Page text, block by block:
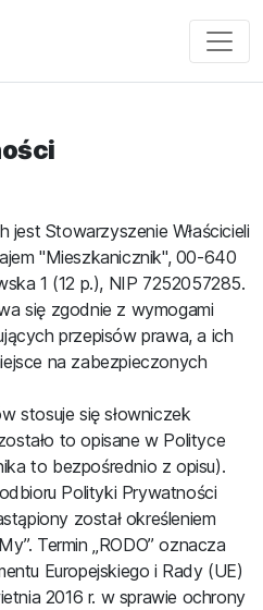
jest Stowarzyszenie Właścicieli
"Mieszkanicznik", 00-640
1 (12 p.), NIP 7252057285.
się zgodnie z wymogami
przepisów prawa, a ich
na zabezpieczonych
stosuje się słowniczek
to opisane w Polityce
to bezpośrednio z opisu).
Polityki Prywatności
został określeniem
Termin „RODO” oznacza
Europejskiego i Rady (UE)
2016 r. w sprawie ochrony